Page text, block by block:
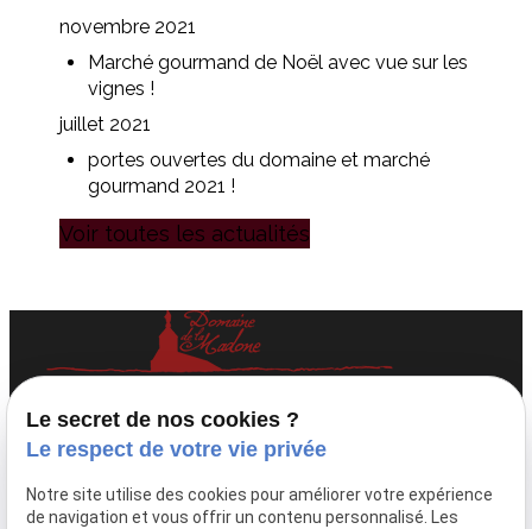
novembre 2021
Marché gourmand de Noël avec vue sur les
vignes !
juillet 2021
portes ouvertes du domaine et marché
gourmand 2021 !
Voir toutes les actualités
Domaine viticole familial à Fleurie, au cœur
du Beaujolais.
Téléphone
04 74 69 81 51
Adresse
1230 Route de
Le secret de nos cookies ?
Le respect de votre vie privée
Notre site utilise des cookies pour améliorer votre expérience
de navigation et vous offrir un contenu personnalisé. Les